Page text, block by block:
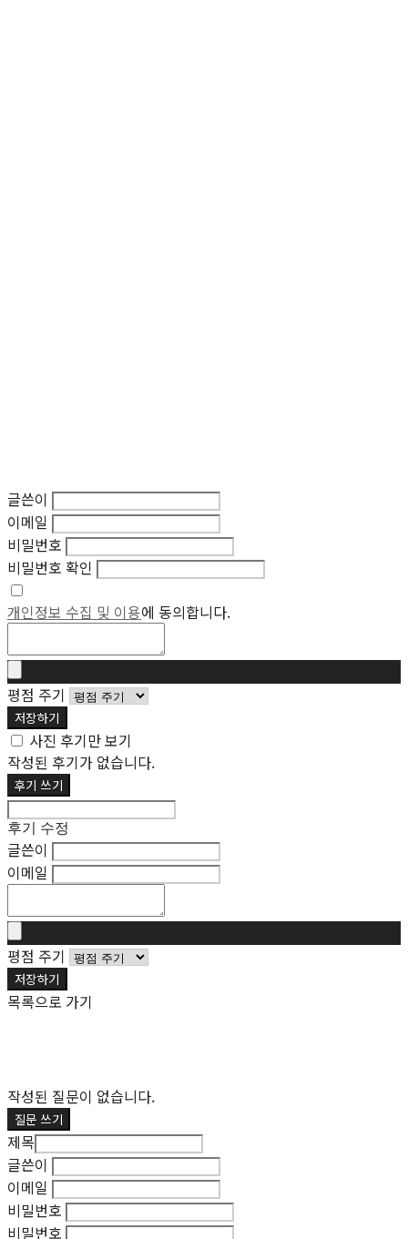
글쓴이
이메일
비밀번호
비밀번호 확인
개인정보 수집 및 이용에 동의합니다.
평점 주기
저장하기
사진 후기만 보기
작성된 후기가 없습니다.
후기 쓰기
후기 수정
글쓴이
이메일
평점 주기
저장하기
목록으로 가기
작성된 질문이 없습니다.
질문 쓰기
제목
글쓴이
이메일
비밀번호
비밀번호